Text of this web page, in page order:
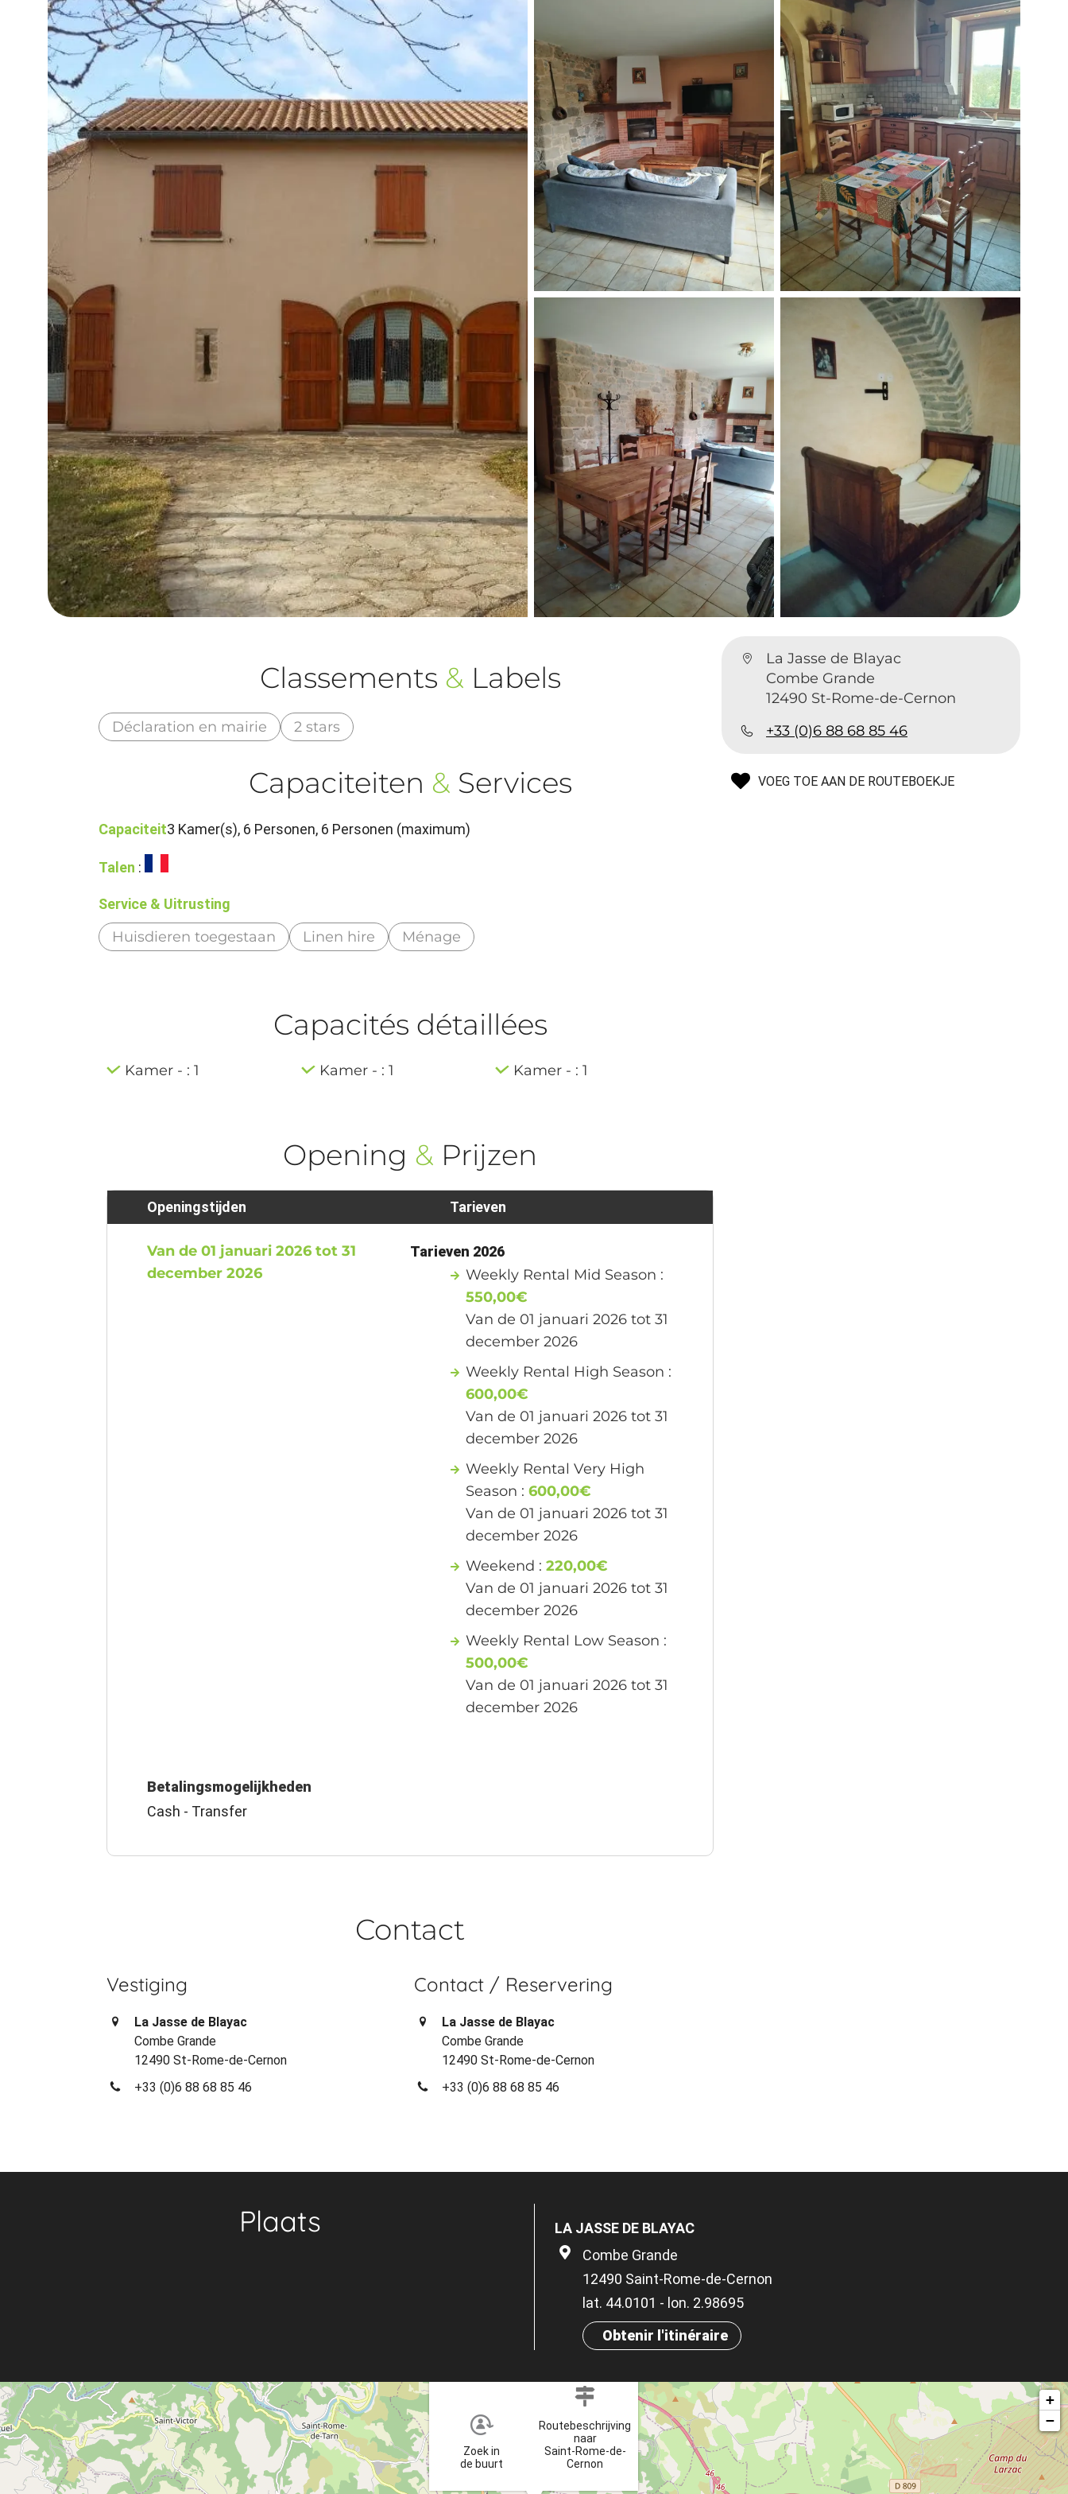
La Jasse de Blayac
Combe Grande
12490 St-Rome-de-Cernon
+33 (0)6 88 68 85 46
VOEG TOE AAN DE ROUTEBOEKJE
Classements & Labels
Déclaration en mairie 2 stars
Capaciteiten & Services
Capaciteit3 Kamer(s), 6 Personen, 6 Personen (maximum)
Talen :
Service & Uitrusting
Huisdieren toegestaan Linen hire Ménage
Capacités détaillées
Kamer - : 1 Kamer - : 1 Kamer - : 1
Opening & Prijzen
Openingstijden
Van de 01 januari 2026 tot 31
december 2026
Tarieven
Tarieven 2026
Weekly Rental Mid Season :
550,00€
Van de 01 januari 2026 tot 31
december 2026
Weekly Rental High Season :
600,00€
Van de 01 januari 2026 tot 31
december 2026
Weekly Rental Very High
Season :600,00€
Van de 01 januari 2026 tot 31
december 2026
Weekend :220,00€
Van de 01 januari 2026 tot 31
december 2026
Weekly Rental Low Season :
500,00€
Van de 01 januari 2026 tot 31
december 2026
Betalingsmogelijkheden
Cash - Transfer
Contact
Vestiging
La Jasse de Blayac
Combe Grande
12490 St-Rome-de-Cernon
+33 (0)6 88 68 85 46
Contact / Reservering
La Jasse de Blayac
Combe Grande
12490 St-Rome-de-Cernon
+33 (0)6 88 68 85 46
Plaats
LA JASSE DE BLAYAC
Combe Grande
12490 Saint-Rome-de-Cernon
lat. 44.0101 - lon. 2.98695
Obtenir l'itinéraire
Zoek in
de buurt
Routebeschrijving
naar
Saint-Rome-de-
Cernon
+
−